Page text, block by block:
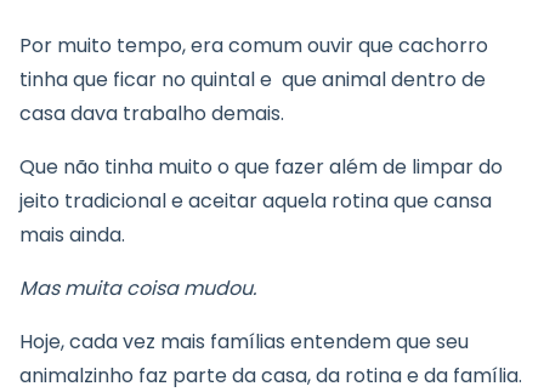
Por muito tempo, era comum ouvir que cachorro
tinha que ficar no quintal e que animal dentro de
casa dava trabalho demais.
Que não tinha muito o que fazer além de limpar do
jeito tradicional e aceitar aquela rotina que cansa
mais ainda.
Mas muita coisa mudou.
Hoje, cada vez mais famílias entendem que seu
animalzinho faz parte da casa, da rotina e da família.